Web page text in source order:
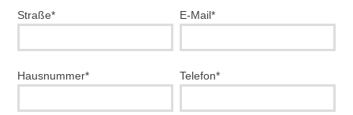
Straße*
Hausnummer*
E-Mail*
Telefon*